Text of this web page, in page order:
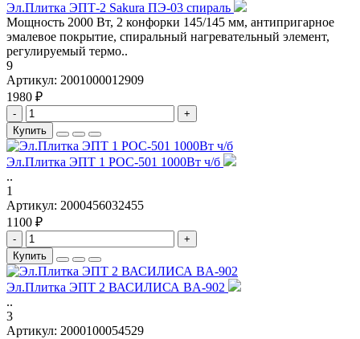
Эл.Плитка ЭПТ-2 Sakura ПЭ-03 спираль
Мощность 2000 Вт, 2 конфорки 145/145 мм, антипригарное
эмалевое покрытие, спиральный нагревательный элемент,
регулируемый термо..
9
Артикул: 2001000012909
1980 ₽
-
+
Купить
Эл.Плитка ЭПТ 1 РОС-501 1000Вт ч/б
..
1
Артикул: 2000456032455
1100 ₽
-
+
Купить
Эл.Плитка ЭПТ 2 ВАСИЛИСА BA-902
..
3
Артикул: 2000100054529